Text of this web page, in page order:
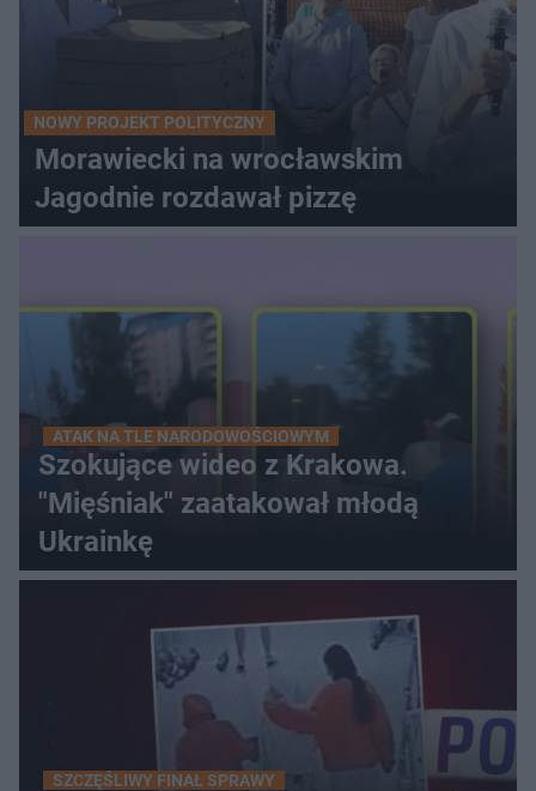
NOWY PROJEKT POLITYCZNY
Morawiecki na wrocławskim
Jagodnie rozdawał pizzę
ATAK NA TLE NARODOWOŚCIOWYM
Szokujące wideo z Krakowa.
"Mięśniak" zaatakował młodą
Ukrainkę
SZCZĘŚLIWY FINAŁ SPRAWY